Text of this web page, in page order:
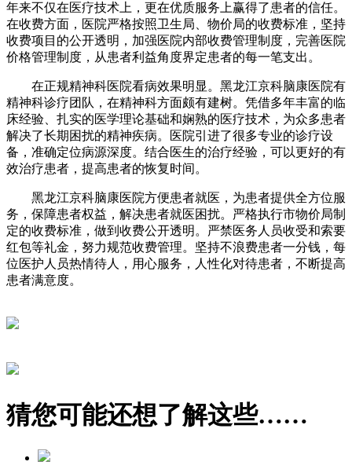
年来不仅在医疗技术上，更在优质服务上赢得了患者的信任。
在收费方面，医院严格按照卫生局、物价局的收费标准，坚持
收费项目的公开透明，加强医院内部收费管理制度，完善医院
价格管理制度，从患者利益角度界定患者的每一笔支出。
在正规精神科医院看病效果明显。黑龙江京科脑康医院有
精神科诊疗团队，在精神科方面颇有建树。凭借多年丰富的临
床经验、扎实的医学理论基础和娴熟的医疗技术，为众多患者
解决了长期困扰的精神疾病。医院引进了很多专业的诊疗设
备，准确定位病源深度。结合医生的治疗经验，可以更好的有
效治疗患者，提高患者的恢复时间。
黑龙江京科脑康医院方便患者就医，为患者提供全方位服
务，保障患者权益，解决患者就医困扰。严格执行市物价局制
定的收费标准，做到收费公开透明。严禁医务人员收受和索要
红包等礼金，努力规范收费管理。坚持不浪费患者一分钱，每
位医护人员热情待人，用心服务，人性化对待患者，不断提高
患者满意度。
猜您可能还想了解这些……